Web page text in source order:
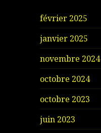
février 2025
janvier 2025
novembre 2024
octobre 2024
octobre 2023
juin 2023